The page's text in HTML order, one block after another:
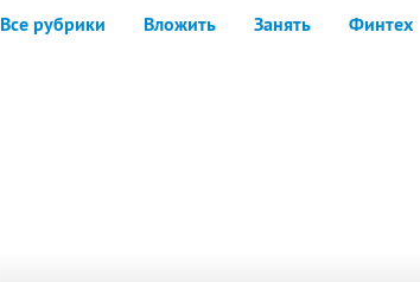
Все рубрики Вложить Занять Финтех